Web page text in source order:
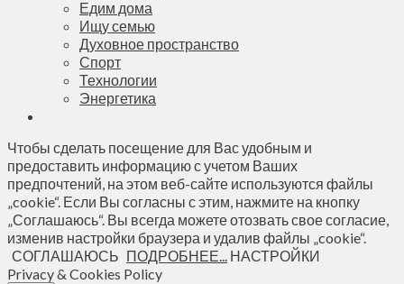
Едим дома
Ищу семью
Духовное пространство
Спорт
Технологии
Энергетика
Чтобы сделать посещение для Вас удобным и
предоставить информацию с учетом Ваших
предпочтений, на этом веб-сайте используются файлы
„cookie“. Если Вы согласны с этим, нажмите на кнопку
„Соглашаюсь“. Вы всегда можете отозвать свое согласие,
изменив настройки браузера и удалив файлы „cookie“.
СОГЛАШАЮСЬ ПОДРОБНЕЕ... НАСТРОЙКИ
Privacy & Cookies Policy